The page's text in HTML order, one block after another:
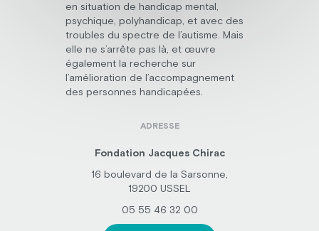
en situation de handicap mental,
psychique, polyhandicap, et avec des
troubles du spectre de l’autisme. Mais
elle ne s’arrête pas là, et œuvre
également la recherche sur
l’amélioration de l’accompagnement
des personnes handicapées.
ADRESSE
Fondation Jacques Chirac
16 boulevard de la Sarsonne,
19200 USSEL
05 55 46 32 00